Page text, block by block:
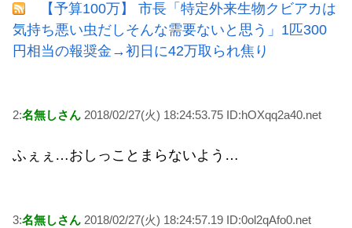
【予算100万】 市長「特定外来生物クビアカは
気持ち悪い虫だしそんな需要ないと思う」1匹300
円相当の報奨金→初日に42万取られ焦り
2:名無しさん 2018/02/27(火) 18:24:53.75 ID:hOXqq2a40.net
ふぇぇ…おしっことまらないよう…
3:名無しさん 2018/02/27(火) 18:24:57.19 ID:0ol2qAfo0.net